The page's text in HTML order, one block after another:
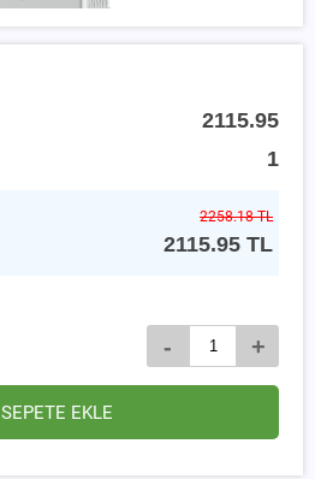
2115.95
1
2258.18 TL
2115.95 TL
- +
SEPETE EKLE